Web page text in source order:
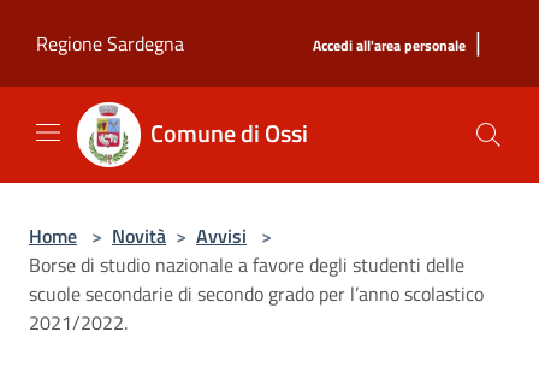
Regione Sardegna
Accedi all'area personale |
Comune di Ossi
Home > Novità > Avvisi >
Borse di studio nazionale a favore degli studenti delle
scuole secondarie di secondo grado per l’anno scolastico
2021/2022.